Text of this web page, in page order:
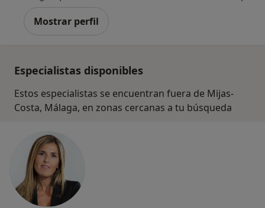
Mostrar perfil
Especialistas disponibles
Estos especialistas se encuentran fuera de Mijas-
Costa, Málaga, en zonas cercanas a tu búsqueda